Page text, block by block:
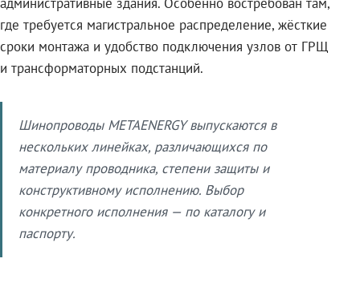
где требуется магистральное распределение, жёсткие
сроки монтажа и удобство подключения узлов от ГРЩ
и трансформаторных подстанций.
Шинопроводы METAENERGY выпускаются в
нескольких линейках, различающихся по
материалу проводника, степени защиты и
конструктивному исполнению. Выбор
конкретного исполнения — по каталогу и
паспорту.